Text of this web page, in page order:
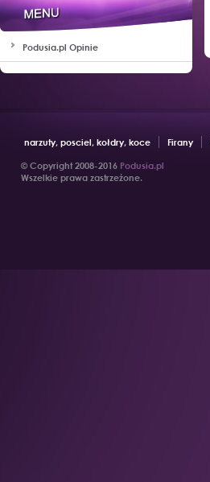
Podusia.pl Opinie
narzuty, posciel, kołdry, koce Firany
© Copyright 2008-2016 Podusia.pl
Wszelkie prawa zastrzeżone.